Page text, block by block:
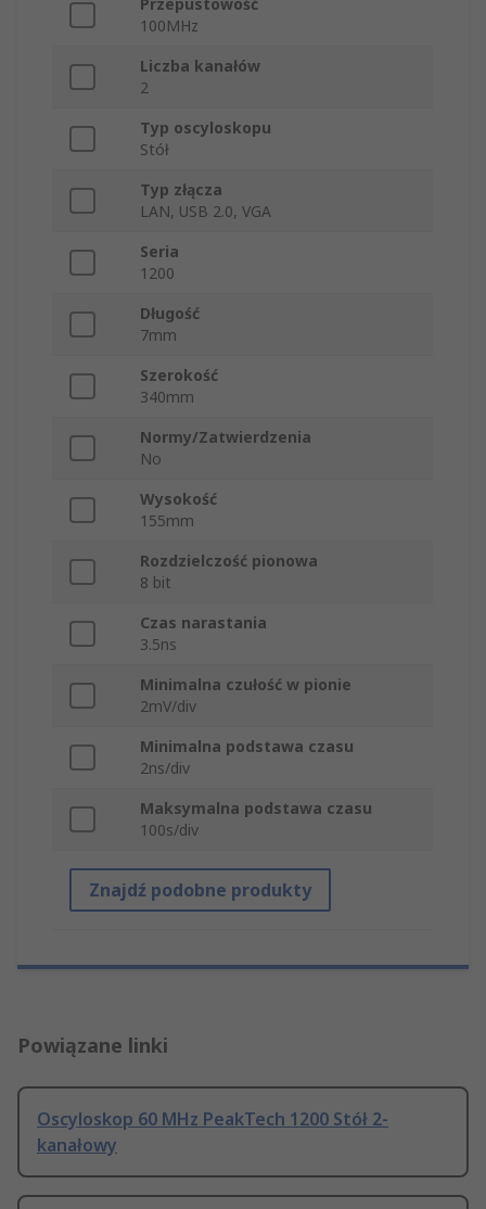
Przepustowość
100MHz
Liczba kanałów
2
Typ oscyloskopu
Stół
Typ złącza
LAN, USB 2.0, VGA
Seria
1200
Długość
7mm
Szerokość
340mm
Normy/Zatwierdzenia
No
Wysokość
155mm
Rozdzielczość pionowa
8 bit
Czas narastania
3.5ns
Minimalna czułość w pionie
2mV/div
Minimalna podstawa czasu
2ns/div
Maksymalna podstawa czasu
100s/div
Znajdź podobne produkty
Powiązane linki
Oscyloskop 60 MHz PeakTech 1200 Stół 2-
kanałowy